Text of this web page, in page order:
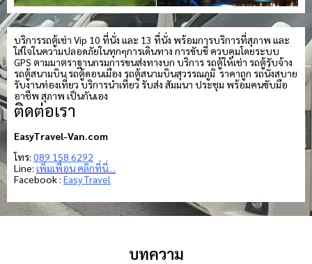
บริการรถตู้เช่า Vip 10 ที่นั่ง และ 13 ที่นั่ง พร้อมการบริการที่สุภาพ และ
ใส่ใจในความปลอดภัยในทุกๆการเดินทาง การขับขี่ ควบคุมโดยระบบ
GPS ตามมาตราฐานกรมการขนส่งทางบก บริการ รถตู้ให้เช่า รถตู้รับจ้าง
รถตู้สนามบิน รถตู้ดอนเมือง รถตู้สนามบินสุวรรณภูมิ ราคาถูก รถนั่งสบาย
รับงานท่องเที่ยว บริการนำเที่ยว รับส่ง สัมมนา ประชุม พร้อมคนขับมือ
อาชีพ สุภาพ เป็นกันเอง
ติดต่อเรา
EasyTravel-Van.com
โทร: 089 158 6292
Line: เพิ่มเพื่อน คลิกที่นี่…
Facebook : Easy Travel
บทความ